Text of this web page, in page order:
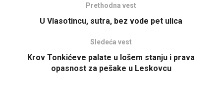
Prethodna vest
U Vlasotincu, sutra, bez vode pet ulica
Sledeća vest
Krov Tonkićeve palate u lošem stanju i prava
opasnost za pešake u Leskovcu